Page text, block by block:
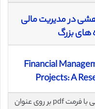
در مدیریت مالی
های بزرگ
Financial
Projects: A
برای دانلود رایگان مقاله انگلیسی با فرمت pdf بر روی عنوان